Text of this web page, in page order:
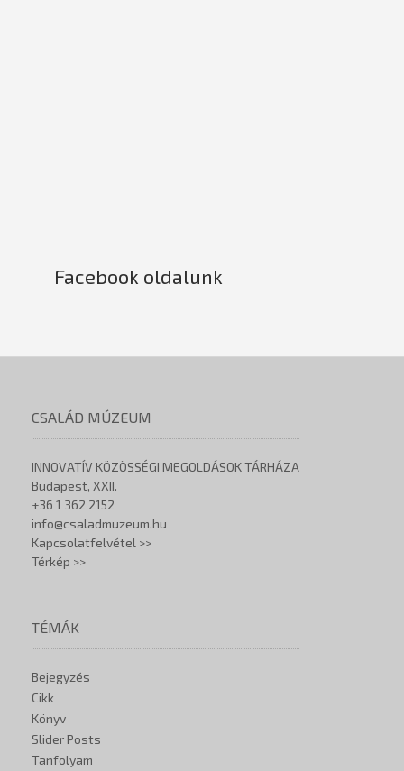
Facebook oldalunk
CSALÁD MÚZEUM
INNOVATÍV KÖZÖSSÉGI MEGOLDÁSOK TÁRHÁZA
Budapest, XXII.
+36 1 362 2152
info@csaladmuzeum.hu
Kapcsolatfelvétel >>
Térkép >>
TÉMÁK
Bejegyzés
Cikk
Könyv
Slider Posts
Tanfolyam